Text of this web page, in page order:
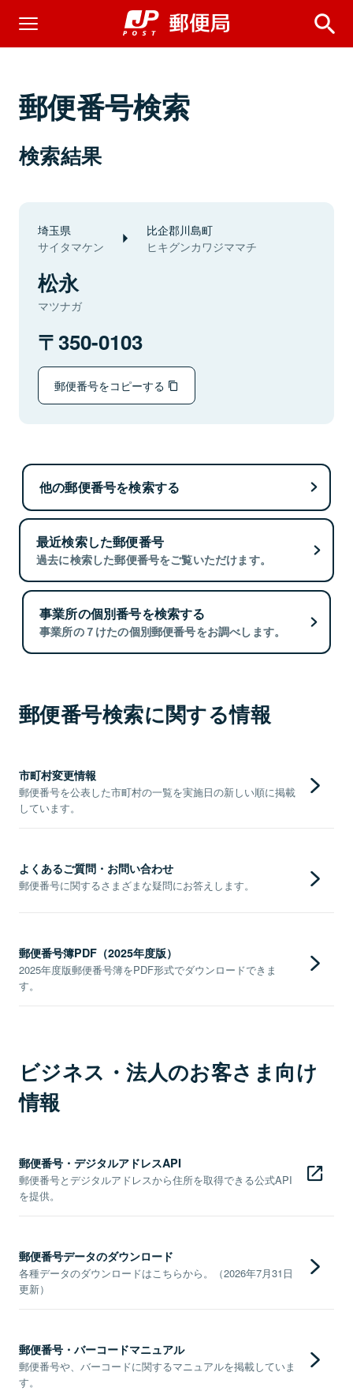
郵便番号検索
検索結果
埼玉県
サイタマケン
比企郡川島町
ヒキグンカワジママチ
松永
マツナガ
350-0103
郵便番号をコピーする
他の郵便番号を検索する
最近検索した郵便番号
過去に検索した郵便番号をご覧いただけます。
事業所の個別番号を検索する
事業所の７けたの個別郵便番号をお調べします。
郵便番号検索に関する情報
市町村変更情報
郵便番号を公表した市町村の一覧を実施日の新しい順に掲載
しています。
よくあるご質問・お問い合わせ
郵便番号に関するさまざまな疑問にお答えします。
郵便番号簿PDF（2025年度版）
2025年度版郵便番号簿をPDF形式でダウンロードできま
す。
ビジネス・法人のお客さま向け
情報
郵便番号・デジタルアドレスAPI
郵便番号とデジタルアドレスから住所を取得できる公式API
を提供。
郵便番号データのダウンロード
各種データのダウンロードはこちらから。（2026年7月31日
更新）
郵便番号・バーコードマニュアル
郵便番号や、バーコードに関するマニュアルを掲載していま
す。